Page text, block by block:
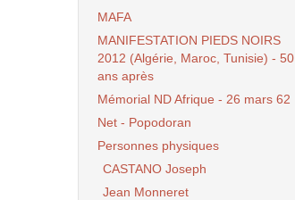
MAFA
MANIFESTATION PIEDS NOIRS
2012 (Algérie, Maroc, Tunisie) - 50
ans après
Mémorial ND Afrique - 26 mars 62
Net - Popodoran
Personnes physiques
CASTANO Joseph
Jean Monneret